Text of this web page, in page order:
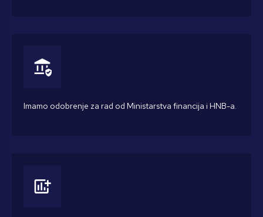
assured_workload
Imamo odobrenje za rad od Ministarstva financija i HNB-a.
add_chart